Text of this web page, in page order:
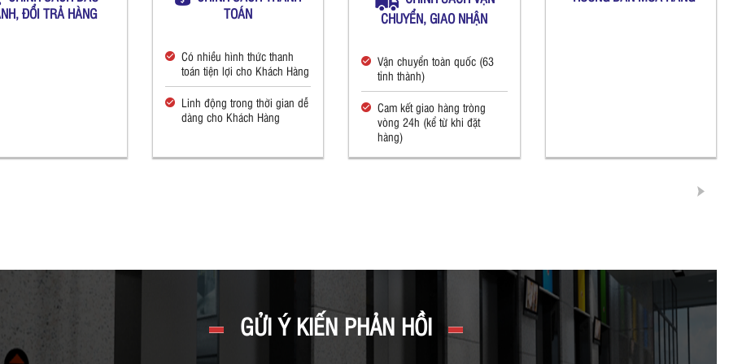
ĐỔI TRẢ HÀNG
TOÁN
Có nhiều hình thức thanh
toán tiện lợi cho Khách Hàng
Linh động trong thời gian dễ
dàng cho Khách Hàng
CHUYỂN, GIAO NHẬN
Vận chuyển toàn quốc (63
tỉnh thành)
Cam kết giao hàng tròng
vòng 24h (kể từ khi đặt
hàng)
GỬI Ý KIẾN PHẢN HỒI